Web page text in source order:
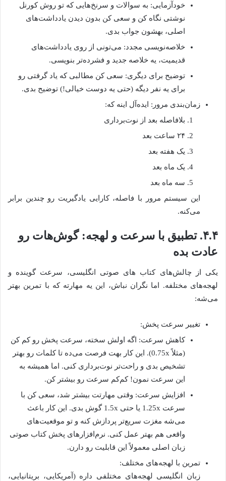
خودآزمایی: به سوالات و سرنخ‌هایی که تو روش کورنل
نوشتی نگاه کن و سعی کن بدون دیدن یادداشت‌های
اصلی، بهشون جواب بدی.
خلاصه‌نویسی مجدد: می‌تونی از روی یادداشت‌های
قدیمیت، یه خلاصه جدید و فشرده‌تر بنویسی.
توضیح برای دیگری: سعی کن مطالبی که یاد گرفتی رو
برای یه نفر دیگه (حتی یه دوست خیالی!) توضیح بدی.
زمان‌بندی مرور: ایده‌آل اینه که:
بلافاصله بعد از نوت‌برداری
۲۴ ساعت بعد
یک هفته بعد
یک ماه بعد
سه ماه بعد
این سیستم مرور با فاصله، کارایی یادگیریت رو چندین برابر
می‌کنه.
۴.۴. تطبیق با سرعت و لهجه: گوش‌هات رو
عادت بده
یکی از چالش‌های کتاب های صوتی انگلیسی، سرعت گوینده و
لهجه‌های مختلفه. اما نگران نباش، این یه مهارته که با تمرین بهتر
می‌شه:
تغییر سرعت پخش:
کاهش سرعت: اگه اولش سخته، سرعت پخش رو کم کن
(مثلاً 0.75x). این کار بهت فرصت می‌ده تا کلمات رو بهتر
تشخیص بدی و راحت‌تر نوت‌برداری کنی. اما همیشه به
این سرعت نمون! کم‌کم سرعت رو بیشتر کن.
افزایش سرعت: وقتی مهارتت بیشتر شد، سعی کن با
سرعت 1.25x یا حتی 1.5x گوش بدی. این کار باعث
می‌شه مغزت سریع‌تر پردازش کنه و تو موقعیت‌های
واقعی هم بهتر عمل کنی. نرم‌افزارهای پخش کتاب صوتی
زبان اصلی معمولاً این قابلیت رو دارن.
تمرین با لهجه‌های مختلف:
زبان انگلیسی لهجه‌های مختلفی داره (آمریکایی، بریتانیایی،